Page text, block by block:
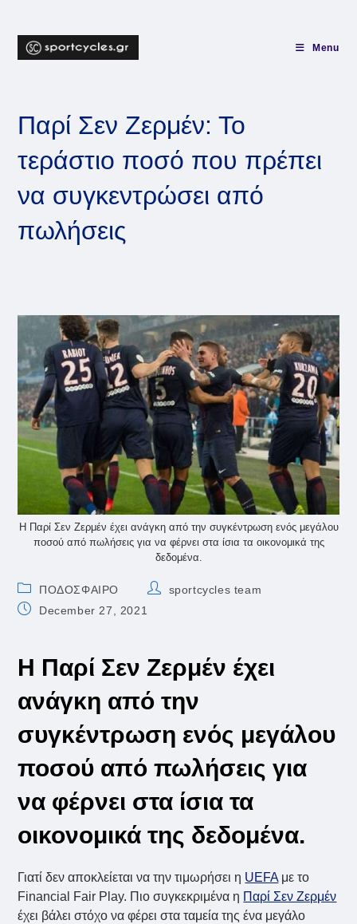
content
Menu
Παρί Σεν Ζερμέν: Το
τεράστιο ποσό που πρέπει
να συγκεντρώσει από
πωλήσεις
Η Παρί Σεν Ζερμέν έχει ανάγκη από την συγκέντρωση ενός μεγάλου
ποσού από πωλήσεις για να φέρνει στα ίσια τα οικονομικά της
δεδομένα.
Post
category:
ΠΟΔΟΣΦΑΙΡΟ
Postsportcycles team
PostDecember 27, 2021
Η Παρί Σεν Ζερμέν έχει
ανάγκη από την
συγκέντρωση ενός μεγάλου
ποσού από πωλήσεις για
να φέρνει στα ίσια τα
οικονομικά της δεδομένα.
Γιατί δεν αποκλείεται να την τιμωρήσει η UEFAμε το
Financial Fair Play. Πιο συγκεκριμένα η Παρί Σεν Ζερμέν
έχει βάλει στόχο να φέρει στα ταμεία της ένα μεγάλο